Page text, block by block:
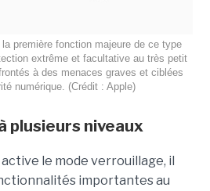
première fonction majeure de ce type
extrême et facultative au très petit
à des menaces graves et ciblées
numérique. (Crédit : Apple)
plusieurs niveaux
le mode verrouillage, il
importantes au